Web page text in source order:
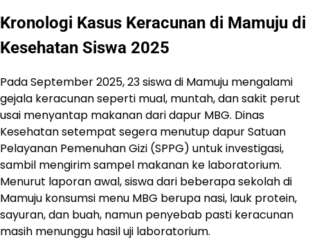
Kronologi Kasus Keracunan di Mamuju di
Kesehatan Siswa 2025
Pada September 2025, 23 siswa di Mamuju mengalami
gejala keracunan seperti mual, muntah, dan sakit perut
usai menyantap makanan dari dapur MBG. Dinas
Kesehatan setempat segera menutup dapur Satuan
Pelayanan Pemenuhan Gizi (SPPG) untuk investigasi,
sambil mengirim sampel makanan ke laboratorium.
Menurut laporan awal, siswa dari beberapa sekolah di
Mamuju konsumsi menu MBG berupa nasi, lauk protein,
sayuran, dan buah, namun penyebab pasti keracunan
masih menunggu hasil uji laboratorium.